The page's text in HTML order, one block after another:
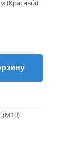
(Красный)
(М10)